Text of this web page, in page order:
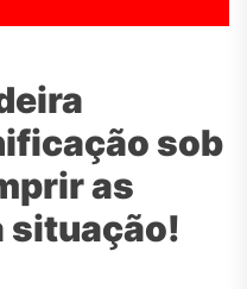
sob
as
situação!